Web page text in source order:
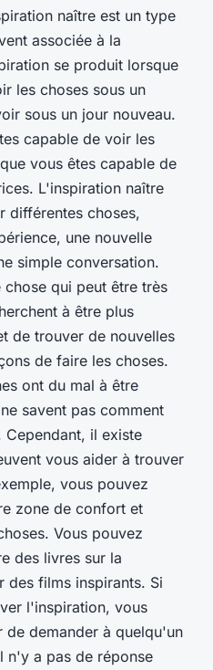
naître est un type
associée à la
se produit lorsque
les choses sous un
sous un jour nouveau.
capable de voir les
vous êtes capable de
L'inspiration naître
différentes choses,
une nouvelle
simple conversation.
qui peut être très
à être plus
de trouver de nouvelles
de faire les choses.
ont du mal à être
savent pas comment
il existe
vous aider à trouver
vous pouvez
zone de confort et
Vous pouvez
des livres sur la
des films inspirants. Si
l'inspiration, vous
de demander à quelqu'un
n'y a pas de réponse